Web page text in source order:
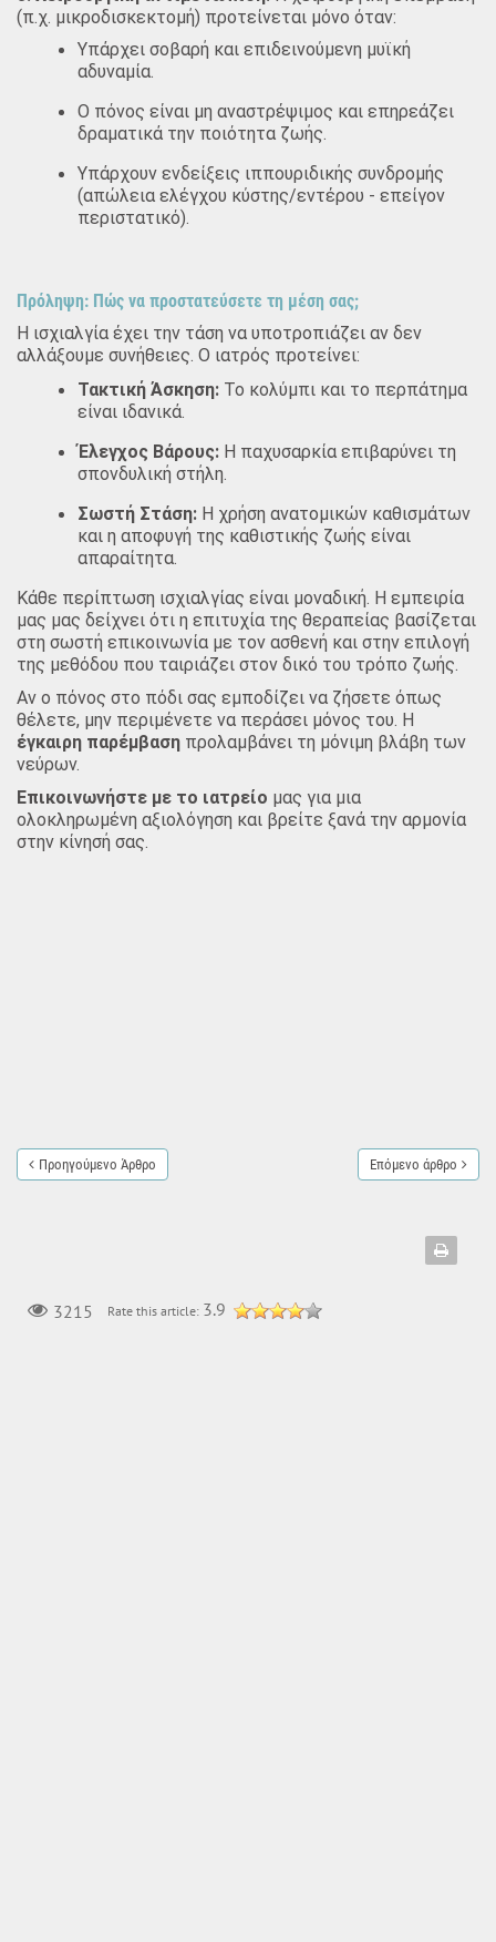
(π.χ. μικροδισκεκτομή) προτείνεται μόνο όταν:
Υπάρχει σοβαρή και επιδεινούμενη μυϊκή
αδυναμία.
Ο πόνος είναι μη αναστρέψιμος και επηρεάζει
δραματικά την ποιότητα ζωής.
Υπάρχουν ενδείξεις ιππουριδικής συνδρομής
(απώλεια ελέγχου κύστης/εντέρου - επείγον
περιστατικό).
Πρόληψη: Πώς να προστατεύσετε τη μέση σας;
Η ισχιαλγία έχει την τάση να υποτροπιάζει αν δεν
αλλάξουμε συνήθειες. Ο ιατρός προτείνει:
Τακτική Άσκηση: Το κολύμπι και το περπάτημα
είναι ιδανικά.
Έλεγχος Βάρους: Η παχυσαρκία επιβαρύνει τη
σπονδυλική στήλη.
Σωστή Στάση: Η χρήση ανατομικών καθισμάτων
και η αποφυγή της καθιστικής ζωής είναι
απαραίτητα.
Κάθε περίπτωση ισχιαλγίας είναι μοναδική. Η εμπειρία
μας μας δείχνει ότι η επιτυχία της θεραπείας βασίζεται
στη σωστή επικοινωνία με τον ασθενή και στην επιλογή
της μεθόδου που ταιριάζει στον δικό του τρόπο ζωής.
Αν ο πόνος στο πόδι σας εμποδίζει να ζήσετε όπως
θέλετε, μην περιμένετε να περάσει μόνος του. Η
έγκαιρη παρέμβαση προλαμβάνει τη μόνιμη βλάβη των
νεύρων.
Επικοινωνήστε με το ιατρείο μας για μια
ολοκληρωμένη αξιολόγηση και βρείτε ξανά την αρμονία
στην κίνησή σας.
Προηγούμενο Άρθρο Επόμενο άρθρο
3215 Rate this article: 3.9